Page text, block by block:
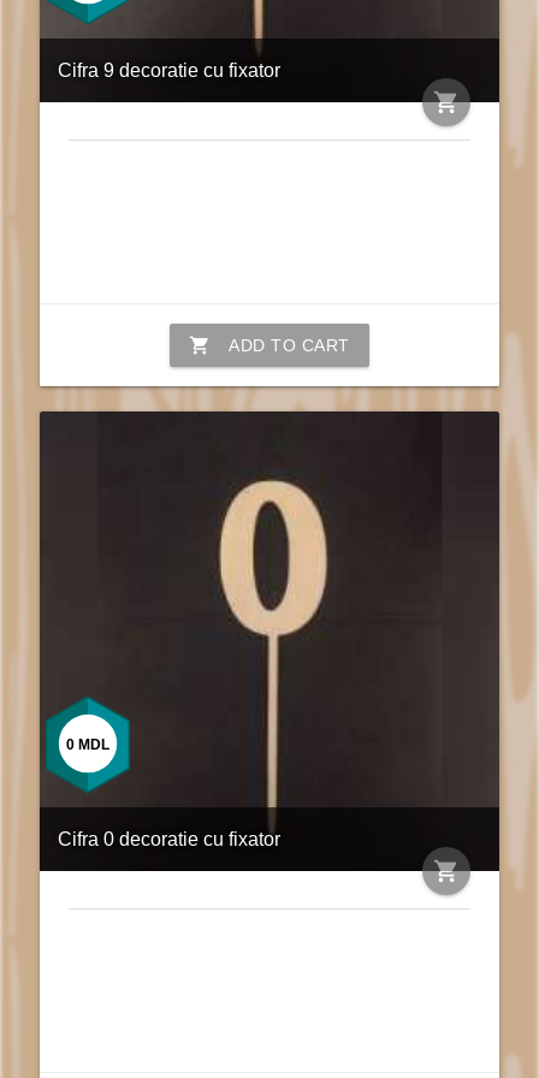
Cifra 9 decoratie cu fixator
shopping_cart
shopping_cart ADD TO CART
Cifra 0 decoratie cu fixator
shopping_cart
0 MDL